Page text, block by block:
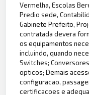
Vermelha, Escolas
Predio sede,
Gabinete Prefeito,
contratada devera
os equipamentos
incluindo, quando
Switches;
opticos; Demais
configuracao,
certificacoes e